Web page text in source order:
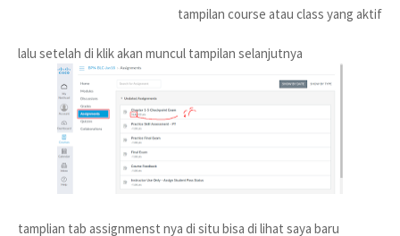
tampilan course atau class yang aktif
lalu setelah di klik akan muncul tampilan selanjutnya
tamplian tab assignmenst nya di situ bisa di lihat saya baru